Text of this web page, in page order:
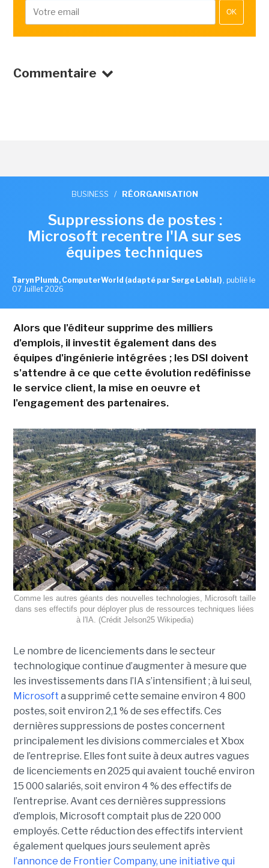
OK
Commentaire
BUSINESS / RÉORGANISATION
Suppressions de postes :
Microsoft recentre l'IA sur ses
équipes techniques
Taryn Plumb, ComputerWorld (adapté par Serge Leblal) , publié le
07 Juillet 2026
Alors que l'éditeur supprime des milliers
d'emplois, il investit également dans des
équipes d'ingénierie intégrées ; les DSI doivent
s'attendre à ce que cette évolution redéfinisse
le service client, la mise en oeuvre et
l'engagement des partenaires.
Comme les autres géants des nouvelles technologies, Microsoft taille
dans ses effectifs pour déployer plus de ressources techniques liées
à l'IA. (Crédit Jelson25 Wikipedia)
Le nombre de licenciements dans le secteur
technologique continue d’augmenter à mesure que
les investissements dans l’IA s’intensifient ; à lui seul,
Microsoft a supprimé cette semaine environ 4 800
postes, soit environ 2,1 % de ses effectifs. Ces
dernières suppressions de postes concernent
principalement les divisions commerciales et Xbox
de l’entreprise. Elles font suite à deux autres vagues
de licenciements en 2025 qui avaient touché environ
15 000 salariés, soit environ 4 % des effectifs de
l’entreprise. Avant ces dernières suppressions
d’emplois, Microsoft comptait plus de 220 000
employés. Cette réduction des effectifs intervient
également quelques jours seulement après
l’annonce de Frontier Company, une initiative qui